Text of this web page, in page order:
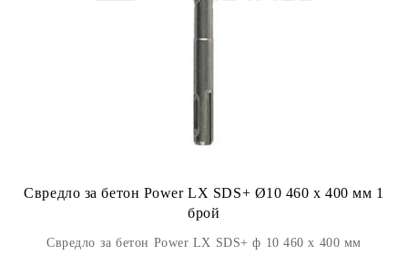
Свредло за бетон Power LX SDS+ Ø10 460 x 400 мм 1
брой
Свредло за бетон Power LX SDS+ ф 10 460 x 400 мм